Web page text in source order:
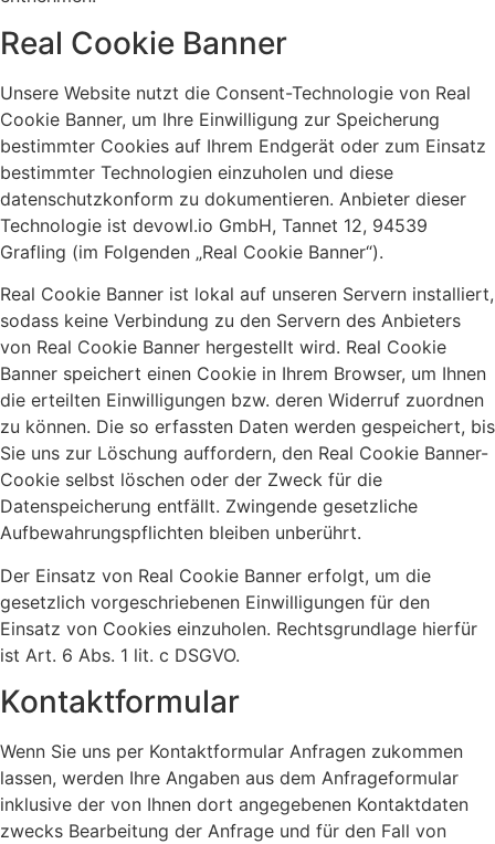
Real Cookie Banner
Unsere Website nutzt die Consent-Technologie von Real
Cookie Banner, um Ihre Einwilligung zur Speicherung
bestimmter Cookies auf Ihrem Endgerät oder zum Einsatz
bestimmter Technologien einzuholen und diese
datenschutzkonform zu dokumentieren. Anbieter dieser
Technologie ist devowl.io GmbH, Tannet 12, 94539
Grafling (im Folgenden „Real Cookie Banner“).
Real Cookie Banner ist lokal auf unseren Servern installiert,
sodass keine Verbindung zu den Servern des Anbieters
von Real Cookie Banner hergestellt wird. Real Cookie
Banner speichert einen Cookie in Ihrem Browser, um Ihnen
die erteilten Einwilligungen bzw. deren Widerruf zuordnen
zu können. Die so erfassten Daten werden gespeichert, bis
Sie uns zur Löschung auffordern, den Real Cookie Banner-
Cookie selbst löschen oder der Zweck für die
Datenspeicherung entfällt. Zwingende gesetzliche
Aufbewahrungspflichten bleiben unberührt.
Der Einsatz von Real Cookie Banner erfolgt, um die
gesetzlich vorgeschriebenen Einwilligungen für den
Einsatz von Cookies einzuholen. Rechtsgrundlage hierfür
ist Art. 6 Abs. 1 lit. c DSGVO.
Kontaktformular
Wenn Sie uns per Kontaktformular Anfragen zukommen
lassen, werden Ihre Angaben aus dem Anfrageformular
inklusive der von Ihnen dort angegebenen Kontaktdaten
zwecks Bearbeitung der Anfrage und für den Fall von